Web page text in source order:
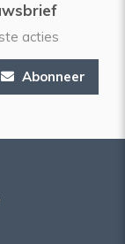
acties
Abonneer